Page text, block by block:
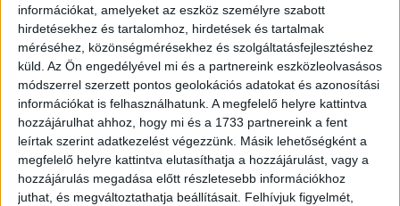
információkat, amelyeket az eszköz személyre szabott
hirdetésekhez és tartalomhoz, hirdetések és tartalmak
méréséhez, közönségmérésekhez és szolgáltatásfejlesztéshez
küld. Az Ön engedélyével mi és a partnereink eszközleolvasásos
módszerrel szerzett pontos geolokációs adatokat és azonosítási
információkat is felhasználhatunk. A megfelelő helyre kattintva
hozzájárulhat ahhoz, hogy mi és a 1733 partnereink a fent
leírtak szerint adatkezelést végezzünk. Másik lehetőségként a
megfelelő helyre kattintva elutasíthatja a hozzájárulást, vagy a
hozzájárulás megadása előtt részletesebb információkhoz
juthat, és megváltoztathatja beállításait. Felhívjuk figyelmét,
Budapest V. Ker., Eladó Társasházi lakás
, Eladó Társasházi lakás, Családi ház
Törökszentmiklós, Eladó Társasházi lakás
Sopron, Eladó Társasházi lakás
Siófok, Eladó Társasházi lakás
Békéscsaba, Eladó Családi ház
Jászberény
, Eladó Társasházi lakás